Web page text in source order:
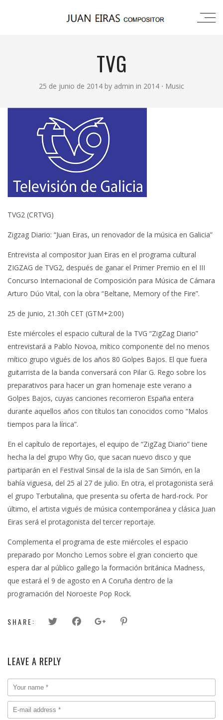
TVG
25 de junio de 2014 by admin in 2014 ⋅ Music
TVG2 (CRTVG)
Zigzag Diario: “Juan Eiras, un renovador de la música en Galicia”
Entrevista al compositor Juan Eiras en el programa cultural
ZIGZAG de TVG2, después de ganar el Primer Premio en el III
Concurso Internacional de Composición para Música de Cámara
Arturo Dúo Vital, con la obra “Beltane, Memory of the Fire”.
25 de junio, 21.30h CET (GTM+2:00)
Este miércoles el espacio cultural de la TVG “ZigZag Diario”
entrevistará a Pablo Novoa, mítico componente del no menos
mítico grupo vigués de los años 80 Golpes Bajos. El que fuera
guitarrista de la banda conversará con Pilar G. Rego sobre los
preparativos para hacer un gran homenaje este verano a
Golpes Bajos, cuyas canciones recorrieron España entera
durante aquellos años con títulos tan conocidos como “Malos
tiempos para la lírica”.
En el capítulo de reportajes, el equipo de “ZigZag Diario” tiene
hecha la del grupo Why Go, que sacan nuevo disco y que
partiparán en el Festival Sinsal de la isla de San Simón, en la
bahía viguesa, del 25 al 27 de julio. En otra, el protagonista será
el grupo Terbutalina, que presenta su oferta de hard-rock. Por
último, el artista vigués de música contemporánea y clásica Juan
Eiras será el protagonista del tercer reportaje.
Complementa el programa de este miércoles el espacio
preparado por Moncho Lemos sobre el gran concierto que
espera dar al público gallego la formación británica Madness,
que estará el 9 de agosto en A Coruña dentro de la
programación del Noroeste Pop Rock.
SHARE:
LEAVE A REPLY